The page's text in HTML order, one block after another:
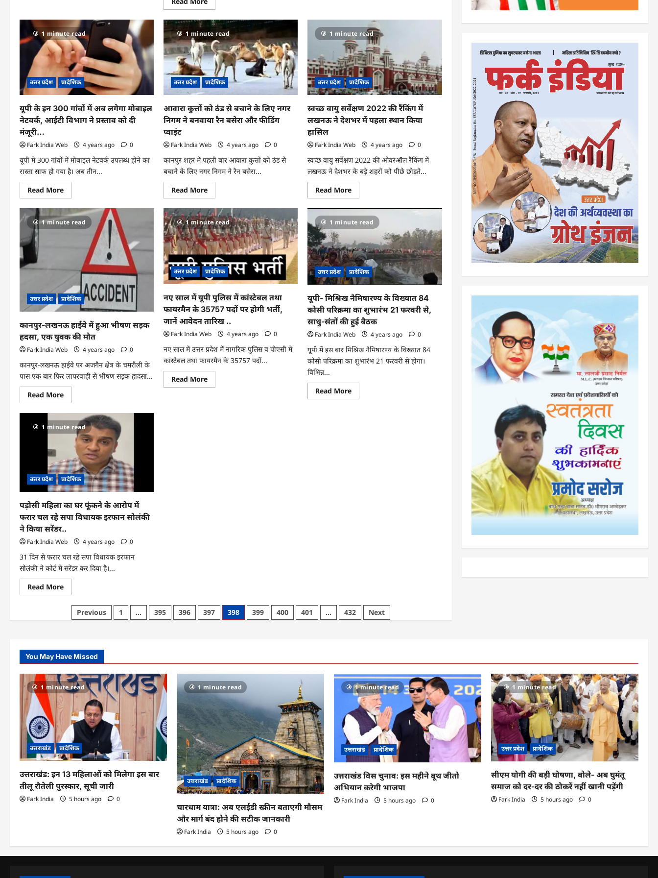
उपचुनाव
में
कम
वोटिंग
पर
तंज
कसते
हुए
कही
ये
बड़ी
more
सपा
मुखिया
अखिलेश
यादव
और
प्रत्‍याशी
डिंपल
यादव
ने
डाला
अपना
वोट,
पढ़ें
पूरी
ख़बर
….
में
आज
पेट्रोल,
डीजल
और
एलपीजी
के
दाम
पढ़ें..
1 minute read
उत्तर प्रदेश प्रादेशिक
यूपी के इन 300 गांवों में अब लगेगा मोबाइल
नेटवर्क, आईटी विभाग ने प्रस्ताव को दी
मंजूरी…
Fark India Web 4 years ago 0
यूपी में 300 गांवों में मोबाइल नेटवर्क उपलब्ध होने का
रास्ता साफ हो गया है। अब तीन...
Read MoreRead
more
यूपी
के
इन
300
लगेगा मोबाइल
विभाग
प्रस्ताव
को
दी
मंजूरी…
1 minute read
उत्तर प्रदेश प्रादेशिक
आवारा कुत्तों को ठंड से बचाने के लिए नगर
निगम ने बनवाया रैन बसेरा और फीडिंग
प्वाइंट
Fark India Web 4 years ago 0
कानपुर शहर में पहली बार आवारा कुत्तों को ठंड से
बचाने के लिए नगर निगम ने रैन बसेरा...
Read MoreRead
more
आवारा
कुत्तों
को
ठंड
से
बचाने
के
लिए
नगर
निगम
ने
बनवाया
रैन
बसेरा
और
फीडिंग
प्वाइंट
1 minute read
उत्तर प्रदेश प्रादेशिक
स्वच्छ वायु सर्वेक्षण 2022 की रैंकिंग में
लखनऊ ने देशभर में पहला स्थान किया
हासिल
Fark India Web 4 years ago 0
स्वच्छ वायु सर्वेक्षण 2022 की ओवरऑल रैंकिंग में
लखनऊ ने देशभर के बड़े शहरों को पीछे छोड़ते...
Read MoreRead
more
स्वच्छ
वायु
सर्वेक्षण
2022
रैंकिंग
में
लखनऊ
ने
देशभर
में
पहला
स्थान
किया
हासिल
1 minute read
उत्तर प्रदेश प्रादेशिक
कानपुर-लखनऊ हाईवे में हुआ भीषण सड़क
हदसा, एक युवक की मौत
Fark India Web 4 years ago 0
कानपुर-लखनऊ हाईवे पर अजगैन क्षेत्र के चमरौली के
पास एक बार फिर लापरवाही से भीषण सड़क हादसा...
Read MoreRead
more
कानपुर-
लखनऊ
हाईवे
में
भीषण
सड़क
हदसा,
एक
युवक
की
मौत
1 minute read
उत्तर प्रदेश प्रादेशिक
नए साल में यूपी पुलिस में कांस्टेबल तथा
फायरमैन के 35757 पदों पर होगी भर्ती,
जानें आवेदन तारिख ..
Fark India Web 4 years ago 0
नए साल में उत्तर प्रदेश में नागरिक पुलिस व पीएसी में
कांस्टेबल तथा फायरमैन के 35757 पदों...
Read MoreRead
more
1 minute read
उत्तर प्रदेश प्रादेशिक
यूपी- मिश्रिख नैमिषारण्य के विख्यात 84
कोसी परिक्रमा का शुभारंभ 21 फरवरी से,
साधु-संतों की हुई बैठक
Fark India Web 4 years ago 0
यूपी में इस बार मिश्रिख नैमिषारण्य के विख्यात 84
कोसी परिक्रमा का शुभारंभ 21 फरवरी से होगा।
विभिन्न...
Read MoreRead
more
1 minute read
उत्तर प्रदेश प्रादेशिक
पड़ोसी महिला का घर फूंकने के आरोप में
फरार चल रहे सपा विधायक इरफान सोलंकी
ने किया सरेंडर..
Fark India Web 4 years ago 0
31 दिन से फरार चल रहे सपा विधायक इरफान
सोलंकी ने कोर्ट में सरेंडर कर दिया है।...
Read MoreRead
more
पड़ोसी
महिला
का
आरोप
में
फरार
रहे
सपा
विधायक
इरफान
किया
सरेंडर..
Previous 1 … 395 396 397 398 399 400 401 … 432 Next
You May Have Missed
1 minute read
उत्तराखंड प्रादेशिक
उत्तराखंड: इन 13 महिलाओं को मिलेगा इस बार
तीलू रौतेली पुरस्कार, सूची जारी
Fark India 5 hours ago 0
1 minute read
उत्तराखंड प्रादेशिक
चारधाम यात्रा: अब एलईडी स्क्रीन बताएगी मौसम
और मार्ग बंद होने की सटीक जानकारी
Fark India 5 hours ago 0
1 minute read
उत्तराखंड प्रादेशिक
उत्तराखंड विस चुनाव: इस महीने बूथ जीतो
अभियान करेगी भाजपा
Fark India 5 hours ago 0
1 minute read
उत्तर प्रदेश प्रादेशिक
सीएम योगी की बड़ी घोषणा, बोले- अब घुमंतू
समाज को दर-दर की ठोकरें नहीं खानी पड़ेंगी
Fark India 5 hours ago 0